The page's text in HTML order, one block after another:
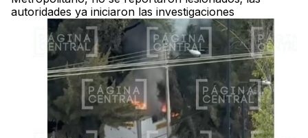
autoridades ya iniciaron las investigaciones